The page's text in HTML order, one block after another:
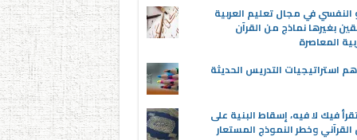
النفسي في مجال تعليم العربية
بغيرها نماذج من القرآن
المعاصرة
استراتيجيات التدريس الحديثة
فيك لا فيه، إسقاط البنية على
وخطر النموذج المستعار